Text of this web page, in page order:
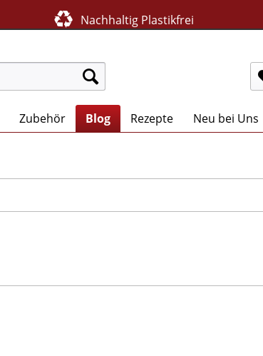
Nachhaltig Plastikfrei
Zubehör Blog Rezepte Neu bei Uns